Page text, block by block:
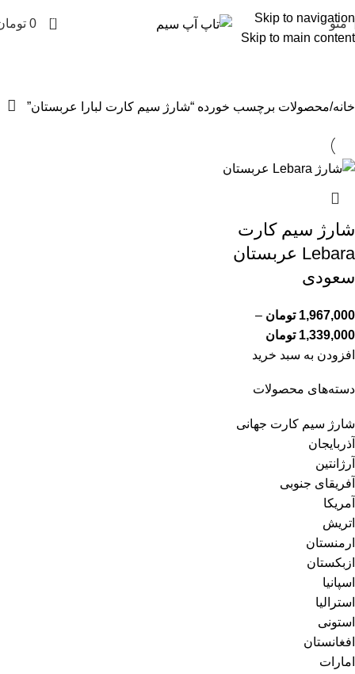
Skip to navigation
Skip to main content
منو 0
0
دسته‌های محصولات
شارژ سیم کارت جهانی
آذربایجان
آرژانتین
آفریقای جنوبی
آمریکا
اتریش
ارمنستان
ازبکستان
اسپانیا
استرالیا
استونی
افغانستان
امارات
خانه محصولات برچسب خورده “شارژ سیم کارت لبارا عربستان”
شارژ سیم کارت
Lebara عربستان
سعودی
1,967,000 تومان –
1,339,000 تومان
افزودن به سبد خرید